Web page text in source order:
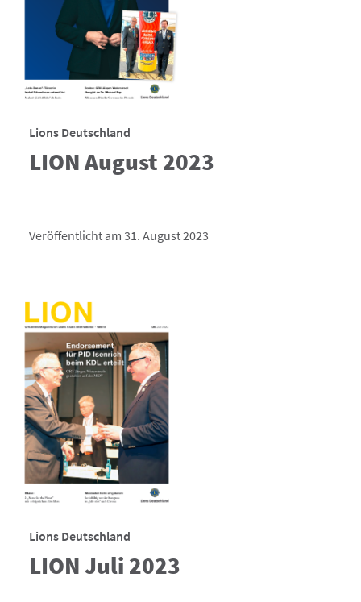
Lions Deutschland
LION August 2023
Veröffentlicht am 31. August 2023
Lions Deutschland
LION Juli 2023